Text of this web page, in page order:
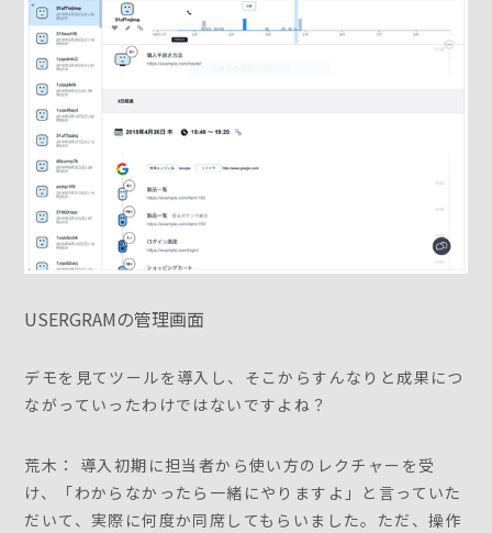
USERGRAMの管理画面
デモを見てツールを導入し、そこからすんなりと成果につ
ながっていったわけではないですよね？
荒木： 導入初期に担当者から使い方のレクチャーを受
け、「わからなかったら一緒にやりますよ」と言っていた
だいて、実際に何度か同席してもらいました。ただ、操作